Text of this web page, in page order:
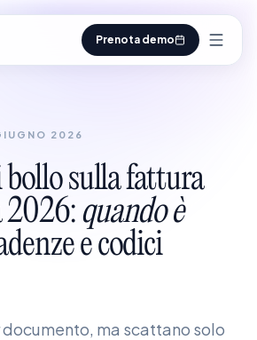
Prenota demo
2026
bollosullafattura
2026:quando è
ecodici
documento, ma scattano solo